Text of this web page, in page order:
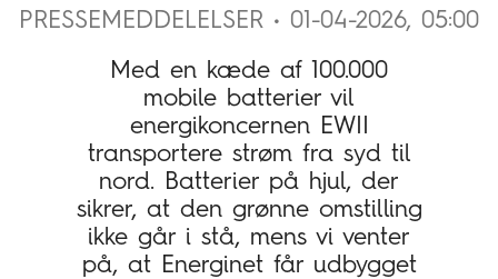
PRESSEMEDDELELSER • 01-04-2026, 05:00
Med en kæde af 100.000
mobile batterier vil
energikoncernen EWII
transportere strøm fra syd til
nord. Batterier på hjul, der
sikrer, at den grønne omstilling
ikke går i stå, mens vi venter
på, at Energinet får udbygget